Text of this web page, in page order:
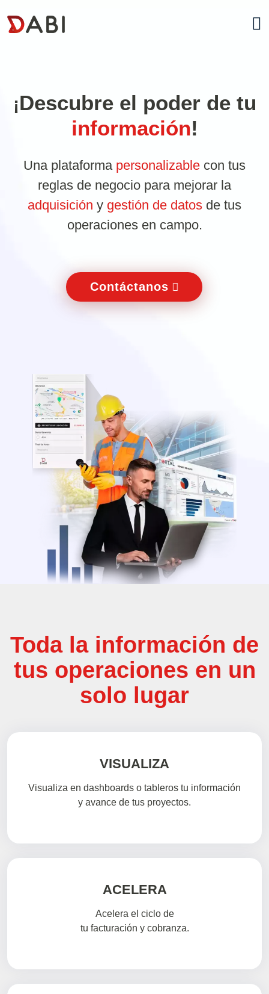
Ir a la página principal de
¡Descubre el poder de tu
información!
Una plataforma personalizable con tus
reglas de negocio para mejorar la
adquisición y gestión de datos de tus
operaciones en campo.
Contáctanos
Toda la información de
tus operaciones en un
solo lugar
VISUALIZA
Visualiza en dashboards o tableros tu información
y avance de tus proyectos.
ACELERA
Acelera el ciclo de
tu facturación y cobranza.